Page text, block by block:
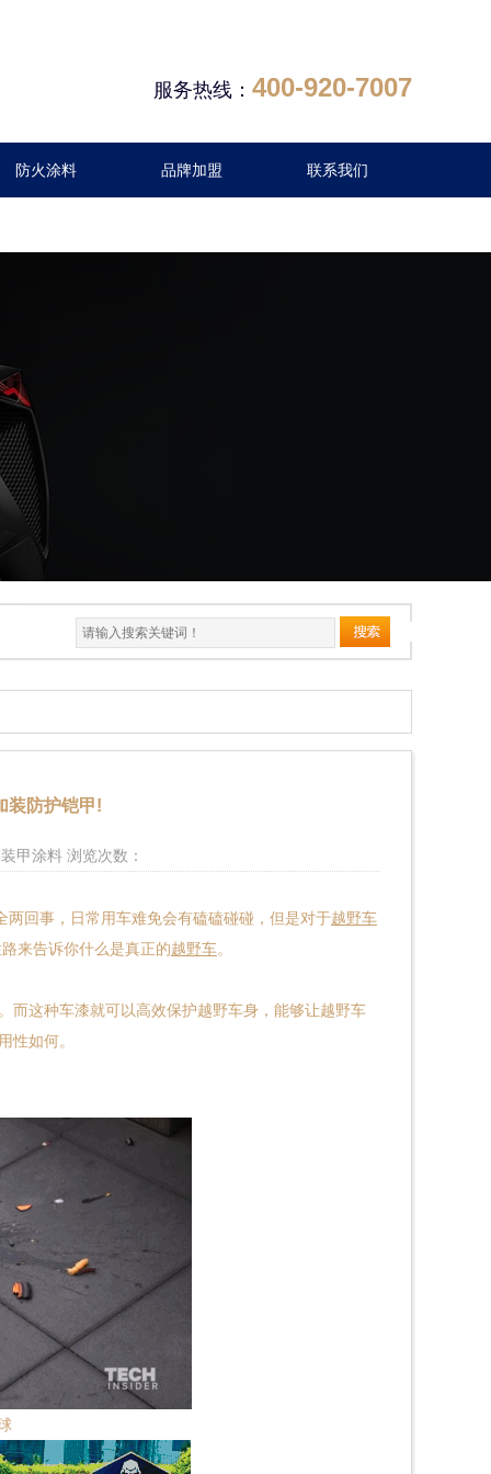
服务热线： 400-920-7007
防火涂料 品牌加盟 联系我们
装防护铠甲!
甲涂料 浏览次数：
回事，日常用车难免会有磕磕碰碰，但是对于越野车
来告诉你什么是真正的越野车。
这种车漆就可以高效保护越野车身，能够让越野车
性如何。